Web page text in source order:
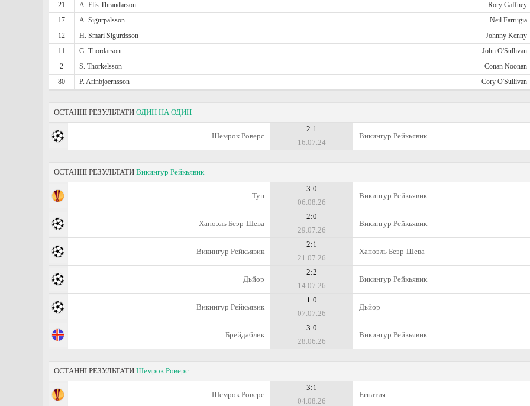
21
A. Elis Thrandarson Rory Gaffney
17
A. Sigurpalsson Neil Farrugia
12
H. Smari Sigurdsson Johnny Kenny
11
G. Thordarson John O'Sullivan
2
S. Thorkelsson Conan Noonan
80
P. Arinbjoernsson Cory O'Sullivan
ОСТАННІ РЕЗУЛЬТАТИ ОДИН НА ОДИН
Шемрок Роверс
2:1
16.07.24
Викингур Рейкьявик
ОСТАННІ РЕЗУЛЬТАТИ Викингур Рейкьявик
Тун
3:0
06.08.26
Викингур Рейкьявик
Хапоэль Беэр-Шева
2:0
29.07.26
Викингур Рейкьявик
Викингур Рейкьявик
2:1
21.07.26
Хапоэль Беэр-Шева
Дьйор
2:2
14.07.26
Викингур Рейкьявик
Викингур Рейкьявик
1:0
07.07.26
Дьйор
Брейдаблик
3:0
28.06.26
Викингур Рейкьявик
ОСТАННІ РЕЗУЛЬТАТИ Шемрок Роверс
Шемрок Роверс
3:1
04.08.26
Егнатия